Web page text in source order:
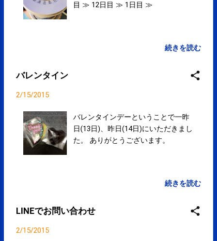
目 ≫ 12日目 ≫ 1日目 ≫
続きを読む
バレンタイン
2/15/2015
バレンタインデーということで一昨
日(13日)、昨日(14日)にいただきまし
た。 ありがとうございます。
続きを読む
LINEでお問い合わせ
2/15/2015